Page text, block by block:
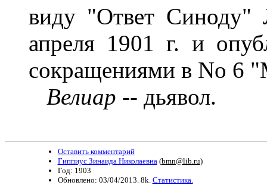
виду "Ответ Синоду"
апреля 1901 г. и
сокращениями в No 6
Велиар -- дьявол.
Оставить комментарий
Гиппиус Зинаида Николаевна (bmn@lib.ru)
Год: 1903
Обновлено: 03/04/2013. 8k. Статистика.